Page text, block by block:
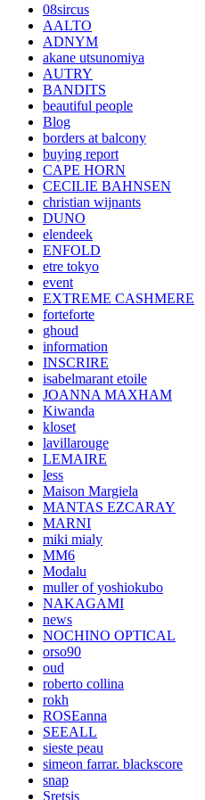
08sircus
AALTO
ADNYM
akane utsunomiya
AUTRY
BANDITS
beautiful people
Blog
borders at balcony
buying report
CAPE HORN
CECILIE BAHNSEN
christian wijnants
DUNO
elendeek
ENFOLD
etre tokyo
event
EXTREME CASHMERE
forteforte
ghoud
information
INSCRIRE
isabelmarant etoile
JOANNA MAXHAM
Kiwanda
kloset
lavillarouge
LEMAIRE
less
Maison Margiela
MANTAS EZCARAY
MARNI
miki mialy
MM6
Modalu
muller of yoshiokubo
NAKAGAMI
news
NOCHINO OPTICAL
orso90
oud
roberto collina
rokh
ROSEanna
SEEALL
sieste peau
simeon farrar. blackscore
snap
Sretsis